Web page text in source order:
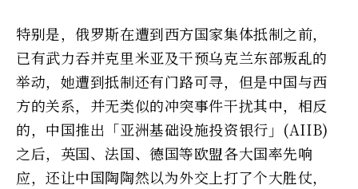
特别是，俄罗斯在遭到西方国家集体抵制之前，
已有武力吞并克里米亚及干预乌克兰东部叛乱的
举动，她遭到抵制还有门路可寻，但是中国与西
方的关系，并无类似的冲突事件干扰其中，相反
的，中国推出「亚洲基础设施投资银行」(AIIB)
之后，英国、法国、德国等欧盟各大国率先响
应，还让中国陶陶然以为外交上打了个大胜仗，